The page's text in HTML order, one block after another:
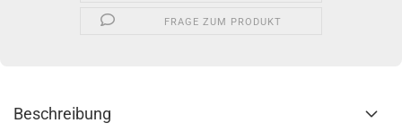
FRAGE ZUM PRODUKT
Beschreibung